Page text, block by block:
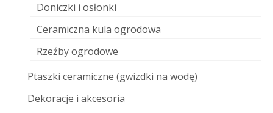
Doniczki i osłonki
Ceramiczna kula ogrodowa
Rzeźby ogrodowe
Ptaszki ceramiczne (gwizdki na wodę)
Dekoracje i akcesoria